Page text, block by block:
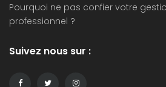
Pourquoi ne pas confier votre
professionnel ?
Suivez nous sur :